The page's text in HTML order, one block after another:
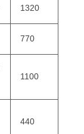
1320
770
1100
440